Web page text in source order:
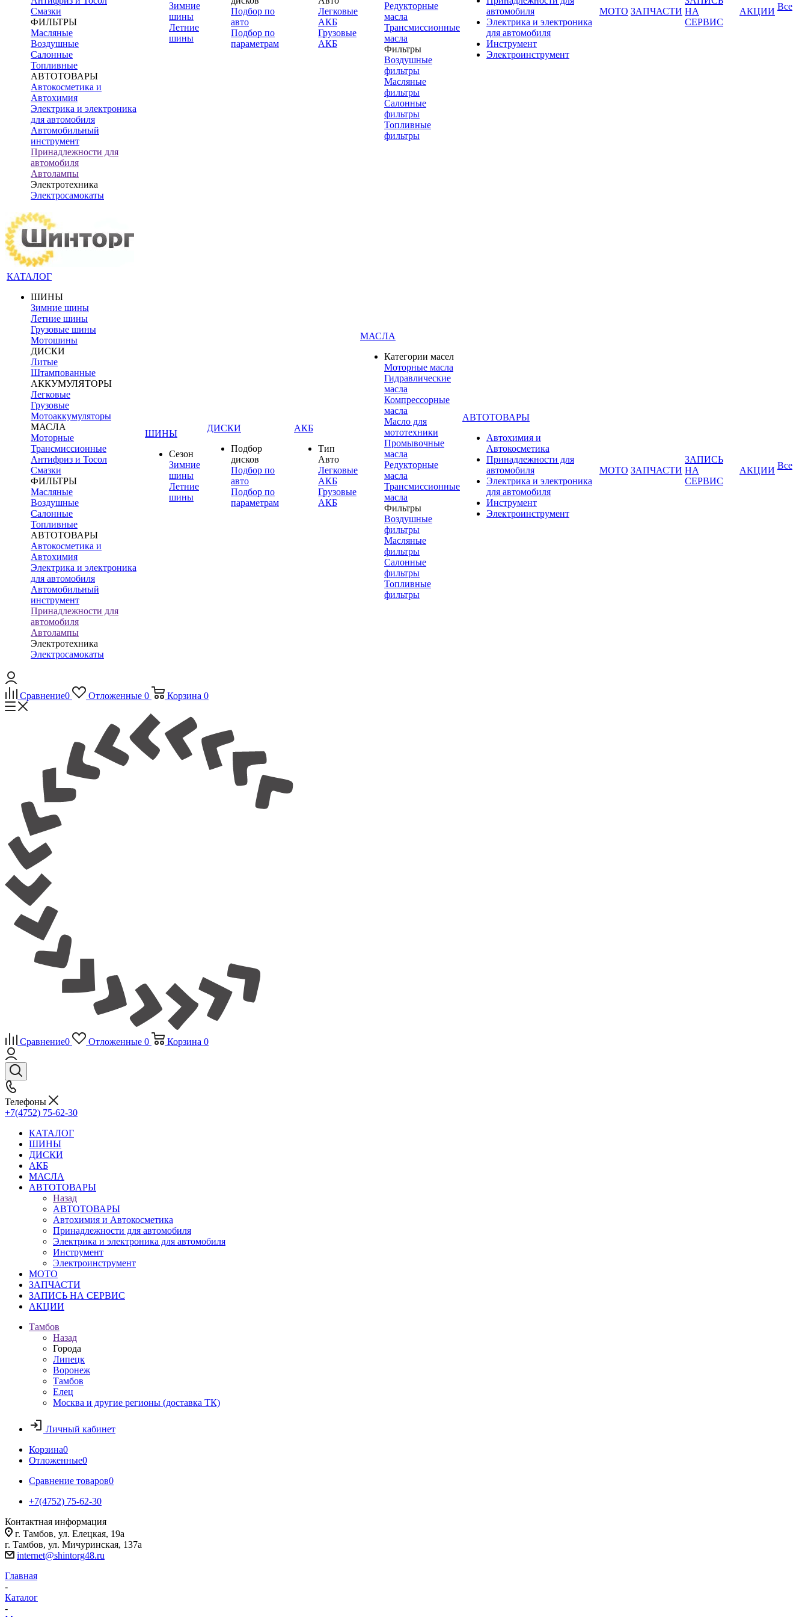
Смазки
ФИЛЬТРЫ
Масляные
Воздушные
Салонные
Топливные
АВТОТОВАРЫ
Автокосметика и
Автохимия
Электрика и электроника
для автомобиля
Автомобильный
инструмент
Принадлежности для
автомобиля
Автолампы
Электротехника
Электросамокаты
Зимние
шины
Летние
шины
Подбор по
авто
Подбор по
параметрам
Легковые
АКБ
Грузовые
АКБ
Редукторные
масла
Трансмиссионные
масла
Фильтры
Воздушные
фильтры
Масляные
фильтры
Салонные
фильтры
Топливные
фильтры
автомобиля
Электрика и электроника
для автомобиля
Инструмент
Электроинструмент
МОТО ЗАПЧАСТИ НА
СЕРВИС
АКЦИИ Все
КАТАЛОГ
ШИНЫ
Зимние шины
Летние шины
Грузовые шины
Мотошины
ДИСКИ
Литые
Штампованные
АККУМУЛЯТОРЫ
Легковые
Грузовые
Мотоаккумуляторы
МАСЛА
Моторные
Трансмиссионные
Антифриз и Тосол
Смазки
ФИЛЬТРЫ
Масляные
Воздушные
Салонные
Топливные
АВТОТОВАРЫ
Автокосметика и
Автохимия
Электрика и электроника
для автомобиля
Автомобильный
инструмент
Принадлежности для
автомобиля
Автолампы
Электротехника
Электросамокаты
ШИНЫ
Сезон
Зимние
шины
Летние
шины
ДИСКИ
Подбор
дисков
Подбор по
авто
Подбор по
параметрам
АКБ
Тип
Авто
Легковые
АКБ
Грузовые
АКБ
МАСЛА
Категории масел
Моторные масла
Гидравлические
масла
Компрессорные
масла
Масло для
мототехники
Промывочные
масла
Редукторные
масла
Трансмиссионные
масла
Фильтры
Воздушные
фильтры
Масляные
фильтры
Салонные
фильтры
Топливные
фильтры
АВТОТОВАРЫ
Автохимия и
Автокосметика
Принадлежности для
автомобиля
Электрика и электроника
для автомобиля
Инструмент
Электроинструмент
МОТО ЗАПЧАСТИ
ЗАПИСЬ
НА
СЕРВИС
АКЦИИ Все
Сравнение0 Отложенные 0 Корзина 0
Сравнение0 Отложенные 0 Корзина 0
Телефоны
+7(4752) 75-62-30
КАТАЛОГ
ШИНЫ
ДИСКИ
АКБ
МАСЛА
АВТОТОВАРЫ
Назад
АВТОТОВАРЫ
Автохимия и Автокосметика
Принадлежности для автомобиля
Электрика и электроника для автомобиля
Инструмент
Электроинструмент
МОТО
ЗАПЧАСТИ
ЗАПИСЬ НА СЕРВИС
АКЦИИ
Тамбов
Назад
Города
Липецк
Воронеж
Тамбов
Елец
Москва и другие регионы (доставка ТК)
Личный кабинет
Корзина0
Отложенные0
Сравнение товаров0
+7(4752) 75-62-30
Контактная информация
г. Тамбов, ул. Елецкая, 19а
г. Тамбов, ул. Мичуринская, 137а
internet@shintorg48.ru
Главная
-
Каталог
-